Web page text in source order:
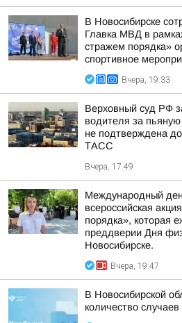
В Новосибирске
Главка МВД в
стражем порядка»
спортивное
Вчера, 19:33
Верховный суд РФ
водителя за
не подтверждена
ТАСС
Вчера, 17:49
Международный
всероссийская
порядка», которая
преддверии Дня
Новосибирске.
Вчера, 19:47
В Новосибирской
количество